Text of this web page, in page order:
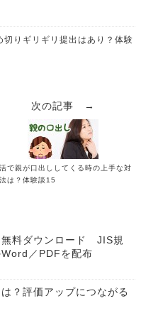
切りギリギリ提出はあり？体験
次の記事 →
で親が口出ししてくる時の上手な対
は？体験談15
無料ダウンロード JIS規
／PDFを配布
？評価アップにつながる